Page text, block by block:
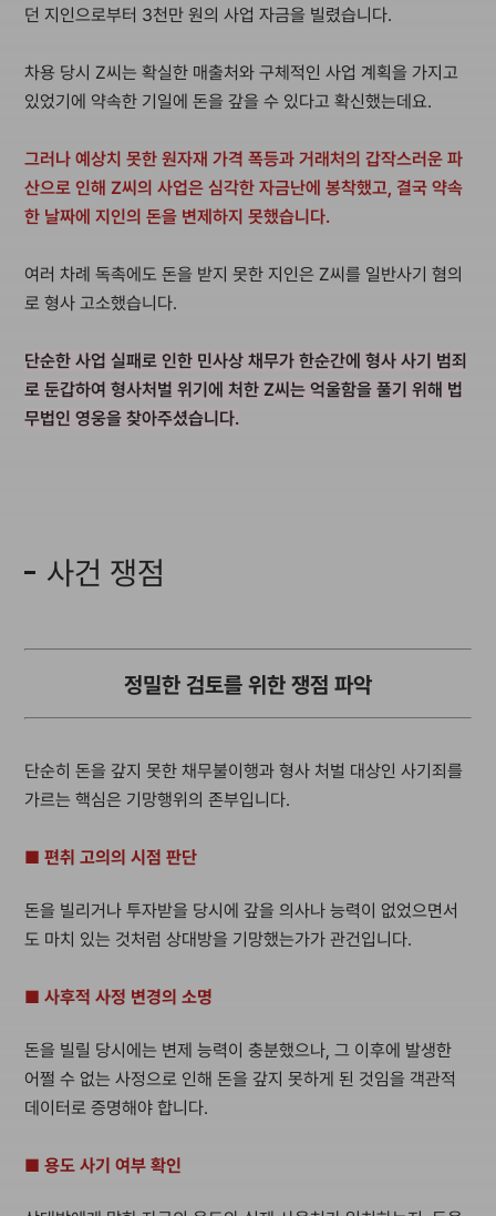
던 지인으로부터 3천만 원의 사업 자금을 빌렸습니다.
차용 당시 Z씨는 확실한 매출처와 구체적인 사업 계획을 가지고
있었기에 약속한 기일에 돈을 갚을 수 있다고 확신했는데요.
그러나 예상치 못한 원자재 가격 폭등과 거래처의 갑작스러운 파
산으로 인해 Z씨의 사업은 심각한 자금난에 봉착했고, 결국 약속
한 날짜에 지인의 돈을 변제하지 못했습니다.
여러 차례 독촉에도 돈을 받지 못한 지인은 Z씨를 일반사기 혐의
로 형사 고소했습니다.
단순한 사업 실패로 인한 민사상 채무가 한순간에 형사 사기 범죄
로 둔갑하여 형사처벌 위기에 처한 Z씨는 억울함을 풀기 위해 법
무법인 영웅을 찾아주셨습니다.
사건 쟁점
정밀한 검토를 위한 쟁점 파악
단순히 돈을 갚지 못한 채무불이행과 형사 처벌 대상인 사기죄를
가르는 핵심은 기망행위의 존부입니다.
■ 편취 고의의 시점 판단
돈을 빌리거나 투자받을 당시에 갚을 의사나 능력이 없었으면서
도 마치 있는 것처럼 상대방을 기망했는가가 관건입니다.
■ 사후적 사정 변경의 소명
돈을 빌릴 당시에는 변제 능력이 충분했으나, 그 이후에 발생한
어쩔 수 없는 사정으로 인해 돈을 갚지 못하게 된 것임을 객관적
데이터로 증명해야 합니다.
■ 용도 사기 여부 확인